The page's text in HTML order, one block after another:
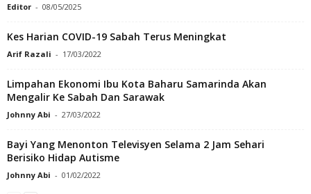
Editor - 08/05/2025
Kes Harian COVID-19 Sabah Terus Meningkat
Arif Razali - 17/03/2022
Limpahan Ekonomi Ibu Kota Baharu Samarinda Akan
Mengalir Ke Sabah Dan Sarawak
Johnny Abi - 27/03/2022
Bayi Yang Menonton Televisyen Selama 2 Jam Sehari
Berisiko Hidap Autisme
Johnny Abi - 01/02/2022